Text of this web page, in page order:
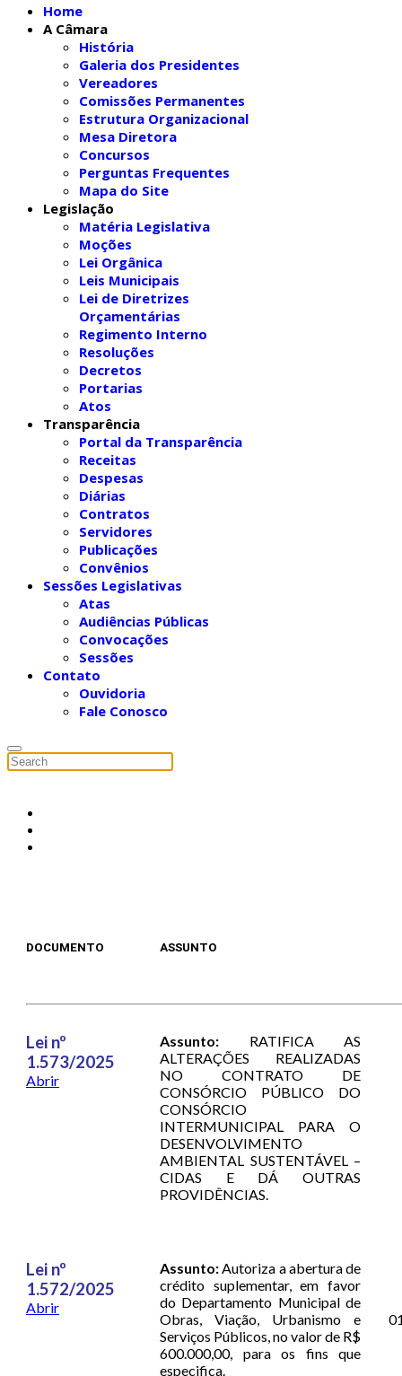
Home
A Câmara
História
Galeria dos Presidentes
Vereadores
Comissões Permanentes
Estrutura Organizacional
Mesa Diretora
Concursos
Perguntas Frequentes
Mapa do Site
Legislação
Matéria Legislativa
Moções
Lei Orgânica
Leis Municipais
Lei de Diretrizes
Orçamentárias
Regimento Interno
Resoluções
Decretos
Portarias
Atos
Transparência
Portal da Transparência
Receitas
Despesas
Diárias
Contratos
Servidores
Publicações
Convênios
Sessões Legislativas
Atas
Audiências Públicas
Convocações
Sessões
Contato
Ouvidoria
Fale Conosco
DOCUMENTO ASSUNTO
Lei nº
1.573/2025
Abrir
Assunto: RATIFICA AS
ALTERAÇÕES REALIZADAS
NO CONTRATO DE
CONSÓRCIO PÚBLICO DO
CONSÓRCIO
INTERMUNICIPAL PARA O
DESENVOLVIMENTO
AMBIENTAL SUSTENTÁVEL –
CIDAS E DÁ OUTRAS
PROVIDÊNCIAS.
Lei nº
1.572/2025
Abrir
Assunto:Autoriza a abertura de
crédito suplementar, em favor
do Departamento Municipal de
Obras, Viação, Urbanismo e
Serviços Públicos, no valor de R$
600.000,00, para os fins que
especifica.